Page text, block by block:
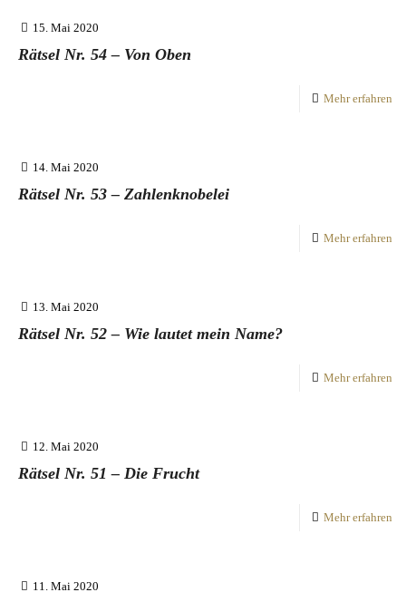
15. Mai 2020
Rätsel Nr. 54 – Von Oben
Mehr erfahren
14. Mai 2020
Rätsel Nr. 53 – Zahlenknobelei
Mehr erfahren
13. Mai 2020
Rätsel Nr. 52 – Wie lautet mein Name?
Mehr erfahren
12. Mai 2020
Rätsel Nr. 51 – Die Frucht
Mehr erfahren
11. Mai 2020